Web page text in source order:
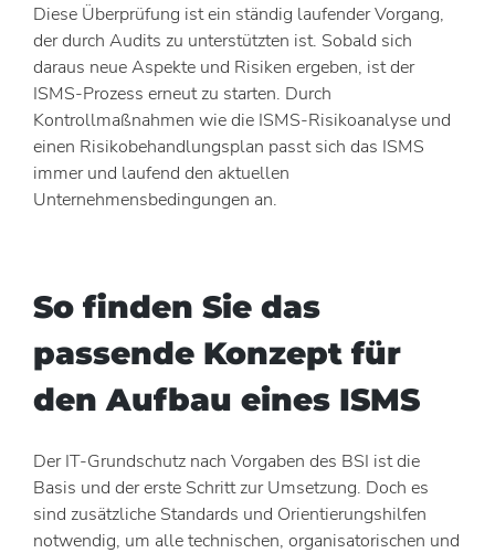
Diese Überprüfung ist ein ständig laufender Vorgang,
der durch Audits zu unterstützten ist. Sobald sich
daraus neue Aspekte und Risiken ergeben, ist der
ISMS-Prozess erneut zu starten. Durch
Kontrollmaßnahmen wie die ISMS-Risikoanalyse und
einen Risikobehandlungsplan passt sich das ISMS
immer und laufend den aktuellen
Unternehmensbedingungen an.
So finden Sie das
passende Konzept für
den Aufbau eines ISMS
Der IT-Grundschutz nach Vorgaben des BSI ist die
Basis und der erste Schritt zur Umsetzung. Doch es
sind zusätzliche Standards und Orientierungshilfen
notwendig, um alle technischen, organisatorischen und